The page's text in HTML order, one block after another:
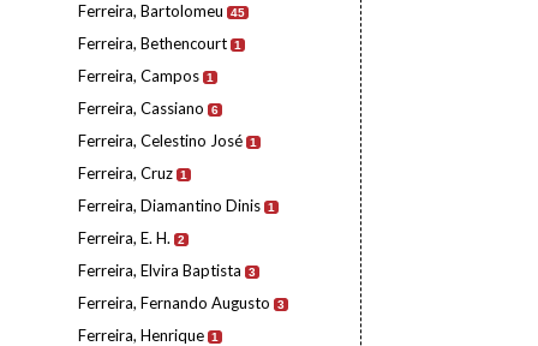
Ferreira, Bartolomeu 45
Ferreira, Bethencourt 1
Ferreira, Campos 1
Ferreira, Cassiano 6
Ferreira, Celestino José 1
Ferreira, Cruz 1
Ferreira, Diamantino Dinis 1
Ferreira, E. H. 2
Ferreira, Elvira Baptista 3
Ferreira, Fernando Augusto 3
Ferreira, Henrique 1